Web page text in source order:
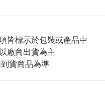
皆標示於包裝或產品中
廠商出貨為主
貨商品為準